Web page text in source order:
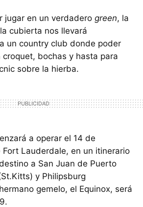
jugar en un verdadero green, la
cubierta nos llevará
un country club donde poder
bochas y hasta para
sobre la hierba.
a operar el 14 de
Lauderdale, en un itinerario
a San Juan de Puerto
y Philipsburg
gemelo, el Equinox, será